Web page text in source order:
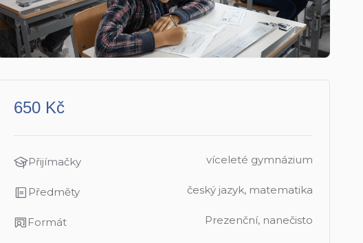
650 Kč
Přijímačky víceleté gymnázium
Předměty český jazyk, matematika
Formát Prezenční, nanečisto